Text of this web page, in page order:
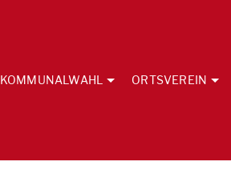
KOMMUNALWAHL ORTSVEREIN